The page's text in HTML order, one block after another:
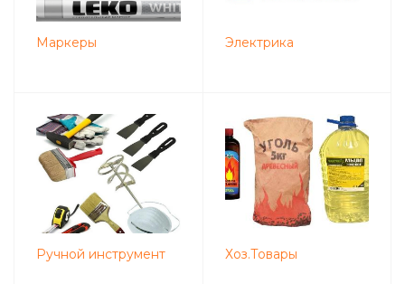
Маркеры Электрика
Ручной инструмент Хоз.Товары